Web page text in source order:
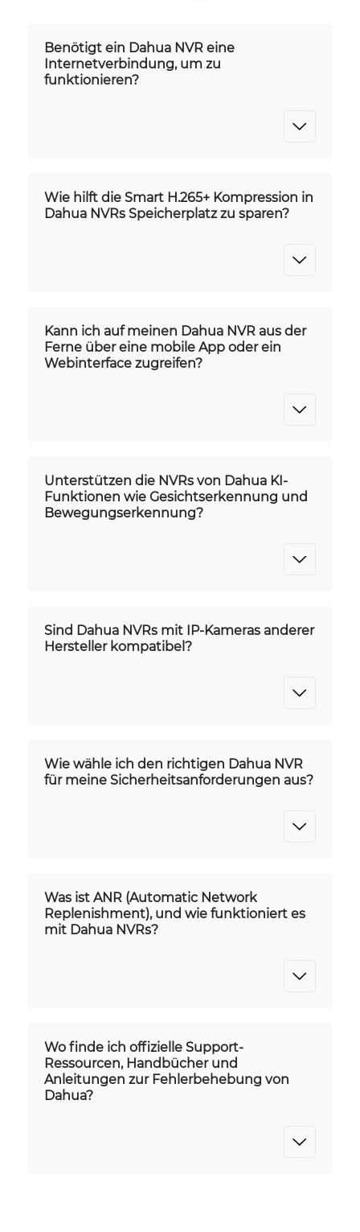
Benötigt ein Dahua NVR eine
Internetverbindung, um zu
funktionieren?
Wie hilft die Smart H.265+ Kompression in
Dahua NVRs Speicherplatz zu sparen?
Kann ich auf meinen Dahua NVR aus der
Ferne über eine mobile App oder ein
Webinterface zugreifen?
Unterstützen die NVRs von Dahua KI-
Funktionen wie Gesichtserkennung und
Bewegungserkennung?
Sind Dahua NVRs mit IP-Kameras anderer
Hersteller kompatibel?
Wie wähle ich den richtigen Dahua NVR
für meine Sicherheitsanforderungen aus?
Was ist ANR (Automatic Network
Replenishment), und wie funktioniert es
mit Dahua NVRs?
Wo finde ich offizielle Support-
Ressourcen, Handbücher und
Anleitungen zur Fehlerbehebung von
Dahua?